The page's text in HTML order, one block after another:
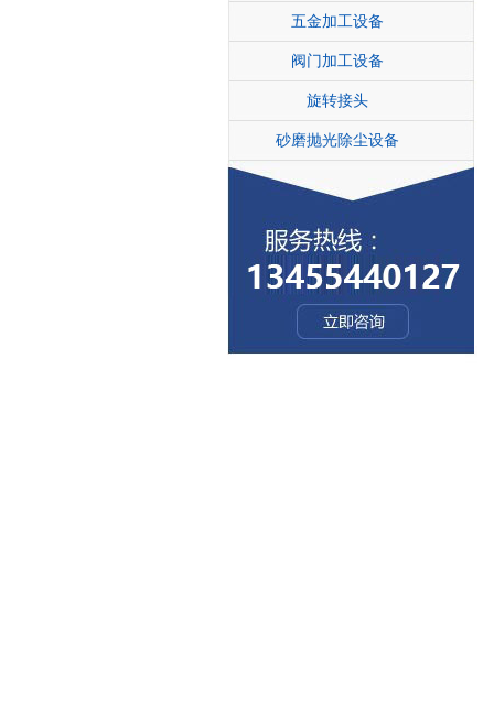
五金加工设备
阀门加工设备
旋转接头
砂磨抛光除尘设备